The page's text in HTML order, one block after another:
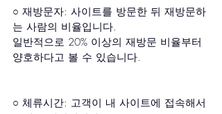
○ 재방문자: 사이트를 방문한 뒤 재방문하
는 사람의 비율입니다.
일반적으로 20% 이상의 재방문 비율부터
양호하다고 볼 수 있습니다.
○ 체류시간: 고객이 내 사이트에 접속해서